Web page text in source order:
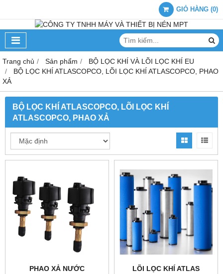
GIỎ HÀNG (0)
Trang chủ Sản phẩm
BỘ LỌC KHÍ VÀ LÕI LỌC KHÍ EU
BỘ LỌC KHÍ ATLASCOPCO, LÕI LỌC KHÍ ATLASCOPCO, PHAO
XẢ
BỘ LỌC KHÍ ATLASCOPCO, LÕI LỌC KHÍ
ATLASCOPCO, PHAO XẢ
PHAO XẢ NƯỚC
LÕI LỌC KHÍ ATLAS